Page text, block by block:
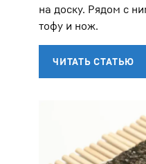
на доску. Рядом с
тофу и нож.